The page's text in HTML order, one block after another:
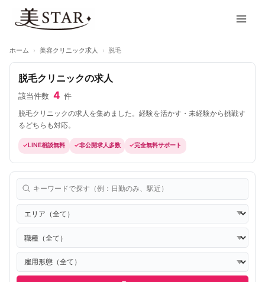
ホーム › 美容クリニック求人 › 脱毛
脱毛クリニックの求人
該当件数 4 件
脱毛クリニックの求人を集めました。経験を活かす・未経験から挑戦す
るどちらも対応。
LINE相談無料 非公開求人多数 完全無料サポート